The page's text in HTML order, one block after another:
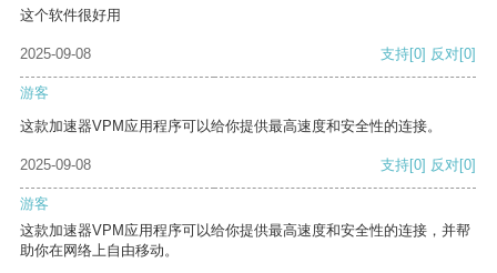
这个软件很好用
2025-09-08 支持[0] 反对[0]
游客
这款加速器VPM应用程序可以给你提供最高速度和安全性的连接。
2025-09-08 支持[0] 反对[0]
游客
这款加速器VPM应用程序可以给你提供最高速度和安全性的连接，并帮
助你在网络上自由移动。